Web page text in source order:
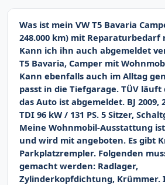
Was ist mein VW T5 Bavaria
248.000 km) mit Reparaturbedarf
Kann ich ihn auch abgemeldet
T5 Bavaria, Camper mit
Kann ebenfalls auch im Alltag
passt in die Tiefgarage. TÜV läuft
das Auto ist abgemeldet. BJ 2009,
TDI 96 kW / 131 PS. 5 Sitzer,
Meine Wohnmobil-Ausstattung
und wird mit angeboten. Es gibt
Parkplatzrempler. Folgenden
gemacht werden: Radlager,
Zylinderkopfdichtung, Krümmer.